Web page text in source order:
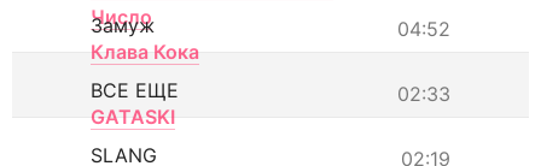
Число
04:52
Замуж
Клава Кока
02:33
ВСЕ ЕЩЕ
GATASKI
02:19
SLANG